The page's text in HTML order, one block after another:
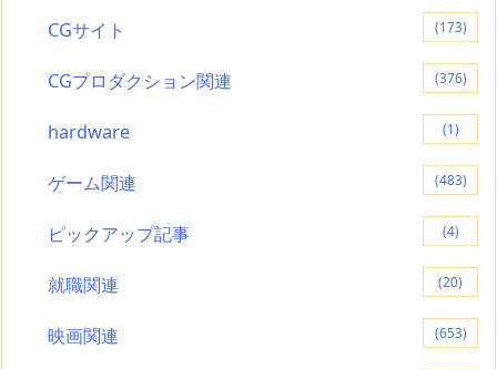
CGサイト
(173)
CGプロダクション関連 (376)
hardware (1)
ゲーム関連 (483)
ピックアップ記事 (4)
就職関連 (20)
映画関連 (653)